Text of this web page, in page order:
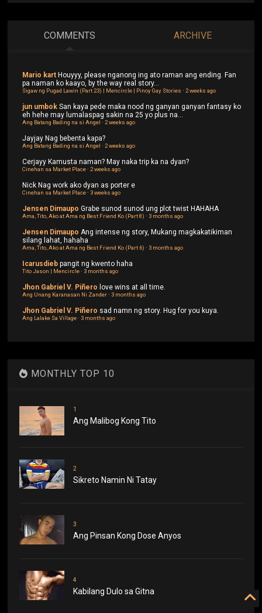
COMMENTS ARCHIVE
Mario kart Houyyy, please nganong ing ato raman ang ending. Fan
pa naman ko kaayo, by the way real story...
Sigaw ng Pugad Lawin (Part 23) | Mencircle | Pinoy Gay Stories ·2 weeks ago
jun umbok San kaya pede maka nood ng ganyan ganyan fantasy ko
eh hehe may lumalaspag sakin na 25 yo plus na...
Ang Batang Bading na si Angel ·2 weeks ago
Jayjay Nag bebenta kapa?
Ang Batang Bading na si Angel ·2 weeks ago
Cerjayy Kamusta naman? May naka trip ka na dyan?
Cinehan sa Market Place·2 weeks ago
Nick Nag work ako dyan as porter e
Cinehan sa Market Place·3 weeks ago
Jensen Dimaupo Grabe sunod sunod ung plot twist HAHAHA
Ama, Tito, Ako at Ama ng Best Friend Ko (Part 8) ·3 months ago
Jensen Dimaupo Ang intense ng story, Mukang magkakatikiman
silang lahat, hahaha
Ama, Tito, Ako at Ama ng Best Friend Ko (Part 6) ·3 months ago
Icarusdieb pangit ng kwento haha
Tito Jason | Mencircle·3 months ago
Jhon Gabriel V. Piñero love wins at all time.
Ang Unang Karanasan Ni Zander·3 months ago
Jhon Gabriel V. Piñero sad namn ng story. Hug for you kuya.
Ang Lalake Sa Village·3 months ago
MONTHLY TOP 10
1
Ang Malibog Kong Tito
2
Sikreto Namin Ni Tatay
3
Ang Pinsan Kong Dose Anyos
4
Kabilang Dulo sa Gitna